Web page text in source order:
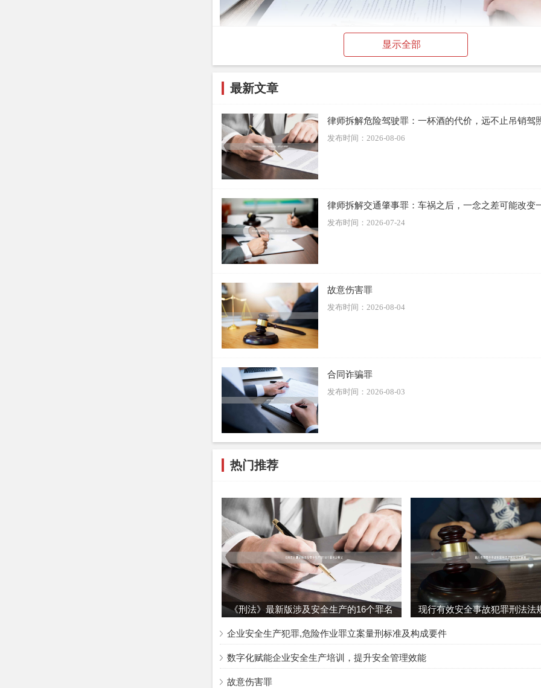
1.立案标准 ：①进行非法活动的，立案数额为 三万元以上 ；②进行营利活动
月未还的，立案数额为五万元以上 。
2. 量刑档次：①数额较大（5万-200万）：处五年以下有期徒刑或拘役；②数
上有期徒刑或无期徒刑。挪用用于救灾等特定款物的，从重处罚。
四、司法实践中的争议与出罪情形
核心争议在于“归个人使用”
归还本息
且无严重情节，可不认为是犯罪；以及能够证明
贪污罪），是量刑关键。
五、典型案例
转”并收取利息。法院认定，其行为虽未直接用于个人消费，但实质是
活动，且款项最终流向私人企业，属于“归个人使用”，构成挪用公款罪，判
#挪用公款罪#归个人使用#立案标准#与贪污罪区分#北京挪用公款罪律师
显示全部
最新文章
律师拆解危险驾驶罪：一杯酒的代价，远不止吊销驾
发布时间：2026-08-06
律师拆解交通肇事罪：车祸之后，一念之差可能改变
发布时间：2026-07-24
故意伤害罪
发布时间：2026-08-04
合同诈骗罪
发布时间：2026-08-03
热门推荐
《刑法》最新版涉及安全生产的16个罪名
现行有效安全事故犯罪刑法法
企业安全生产犯罪,危险作业罪立案量刑标准及构成要件
数字化赋能企业安全生产培训，提升安全管理效能
故意伤害罪